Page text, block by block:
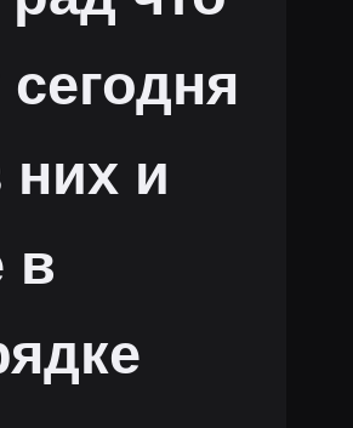
сегодня
них и
в